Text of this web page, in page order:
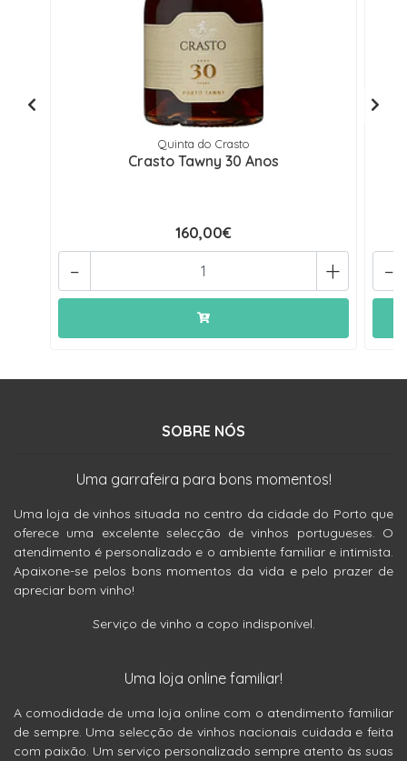
Quinta do Crasto
Crasto Tawny 30 Anos
160,00€
+
- -
SOBRE NÓS
Uma garrafeira para bons momentos!
Uma loja de vinhos situada no centro da cidade do Porto que
oferece uma excelente selecção de vinhos portugueses. O
atendimento é personalizado e o ambiente familiar e intimista.
Apaixone-se pelos bons momentos da vida e pelo prazer de
apreciar bom vinho!
Serviço de vinho a copo indisponível.
Uma loja online familiar!
A comodidade de uma loja online com o atendimento familiar
de sempre. Uma selecção de vinhos nacionais cuidada e feita
com paixão. Um serviço personalizado sempre atento às suas